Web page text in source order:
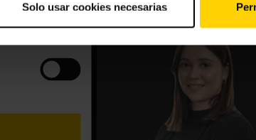
Solo usar cookies necesarias